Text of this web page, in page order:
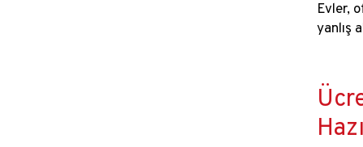
Evler,
yanlış